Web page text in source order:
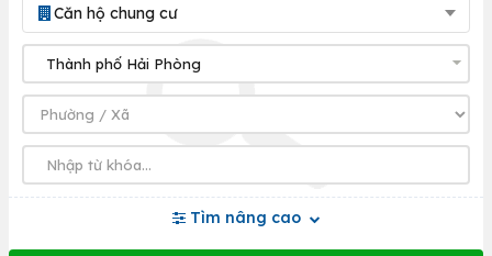
Căn hộ chung cư
Tìm nâng cao